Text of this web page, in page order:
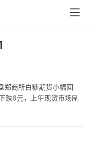
郑商所白糖期货小幅回
跌6元，上午现货市场制